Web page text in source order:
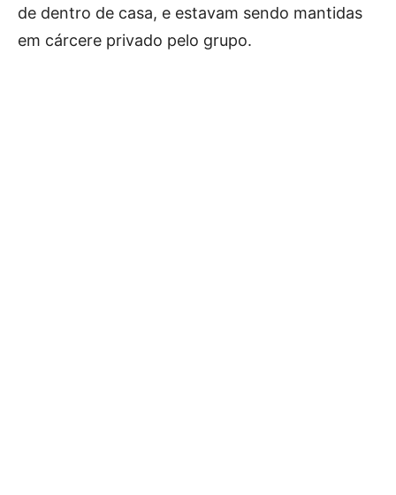
de dentro de casa, e estavam sendo mantidas
em cárcere privado pelo grupo.